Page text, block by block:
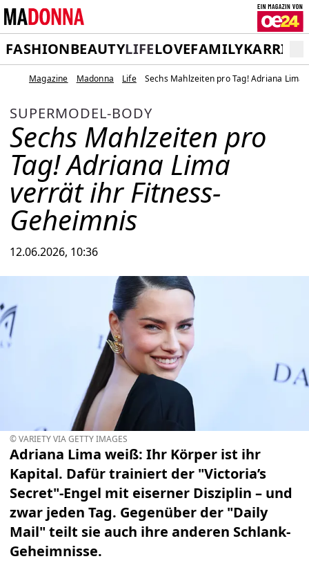
FASHIONBEAUTYLIFELOVEFAMILY
Magazine Madonna Life Sechs Mahlzeiten pro Tag! Adriana
SUPERMODEL-BODY
Sechs Mahlzeiten pro
Tag! Adriana Lima
verrät ihr Fitness-
Geheimnis
12.06.2026, 10:36
© VARIETY VIA GETTY IMAGES
Adriana Lima weiß: Ihr Körper ist ihr
Kapital. Dafür trainiert der "Victoria’s
Secret"-Engel mit eiserner Disziplin – und
zwar jeden Tag. Gegenüber der "Daily
Mail" teilt sie auch ihre anderen Schlank-
Geheimnisse.